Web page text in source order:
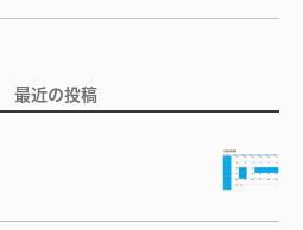
最近の投稿